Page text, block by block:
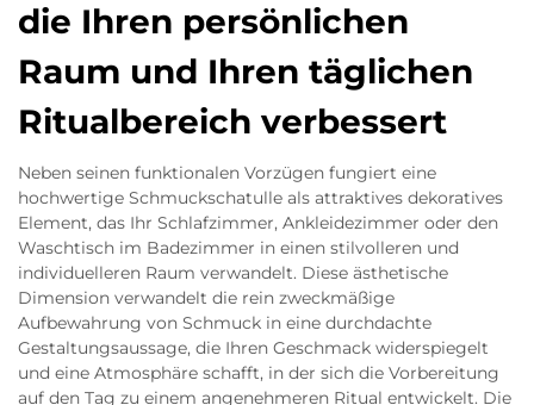
die Ihren persönlichen
Raum und Ihren täglichen
Ritualbereich verbessert
Neben seinen funktionalen Vorzügen fungiert eine
hochwertige Schmuckschatulle als attraktives dekoratives
Element, das Ihr Schlafzimmer, Ankleidezimmer oder den
Waschtisch im Badezimmer in einen stilvolleren und
individuelleren Raum verwandelt. Diese ästhetische
Dimension verwandelt die rein zweckmäßige
Aufbewahrung von Schmuck in eine durchdachte
Gestaltungsaussage, die Ihren Geschmack widerspiegelt
und eine Atmosphäre schafft, in der sich die Vorbereitung
auf den Tag zu einem angenehmeren Ritual entwickelt. Die